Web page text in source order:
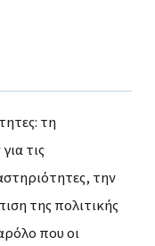
τη
τις
την
της πολιτικής
που οι